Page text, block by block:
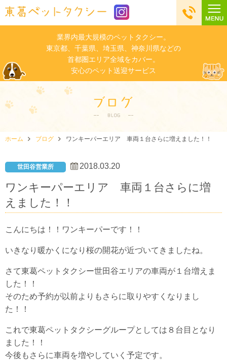
業界内最大規模のペットタクシー。
東京都、千葉県、埼玉県、神奈川県などの
首都圏エリア全域をカバー。
安心のペット送迎サービス
ホーム ブログ ワンキーパーエリア 車両１台さらに増えました！！
世田谷営業所 2018.03.20
ワンキーパーエリア 車両１台さらに増
えました！！
こんにちは！！ワンキーパーです！！
いきなり暖かくになり桜の開花が近づいてきましたね。
さて東葛ペットタクシー世田谷エリアの車両が１台増えま
した！！
そのため予約が以前よりもさらに取りやすくなりまし
た！！
これで東葛ペットタクシーグループとしては８台目となり
ました！！
今後もさらに車両を増やしていく予定です。